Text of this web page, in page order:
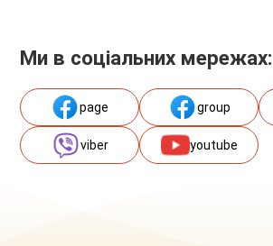
Ми в соціальних мережах:
page group
viber youtube